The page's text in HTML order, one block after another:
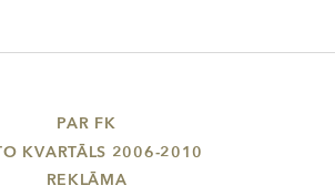
PAR FK
KVARTĀLS 2006-2010
REKLĀMA